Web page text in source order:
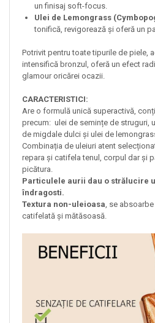
un finisaj soft-focus.
Ulei de Lemongrass
tonifică, revigorează și oferă un
Potrivit pentru toate tipurile de piele,
intensifică bronzul, oferă un efect
glamour oricărei ocazii.
CARACTERISTICI:
Are o formulă unică superactivă,
precum: ulei de semințe de struguri,
de migdale dulci și ulei de
Combinația de uleiuri atent
repara și catifela tenul, corpul dar și
picătura.
Particulele aurii dau o strălucire
îndragosti.
Textura non-uleioasa , se
catifelată și mătăsoasă.